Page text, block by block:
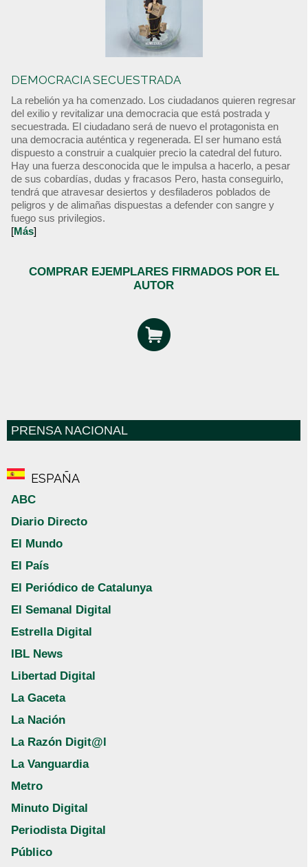
DEMOCRACIA SECUESTRADA
La rebelión ya ha comenzado. Los ciudadanos quieren regresar
del exilio y revitalizar una democracia que está postrada y
secuestrada. El ciudadano será de nuevo el protagonista en
una democracia auténtica y regenerada. El ser humano está
dispuesto a construir a cualquier precio la catedral del futuro.
Hay una fuerza desconocida que le impulsa a hacerlo, a pesar
de sus cobardías, dudas y fracasos Pero, hasta conseguirlo,
tendrá que atravesar desiertos y desfiladeros poblados de
peligros y de alimañas dispuestas a defender con sangre y
fuego sus privilegios.
[Más]
COMPRAR EJEMPLARES FIRMADOS POR EL
AUTOR
PRENSA NACIONAL
ESPAÑA
ABC
Diario Directo
El Mundo
El País
El Periódico de Catalunya
El Semanal Digital
Estrella Digital
IBL News
Libertad Digital
La Gaceta
La Nación
La Razón Digit@l
La Vanguardia
Metro
Minuto Digital
Periodista Digital
Público